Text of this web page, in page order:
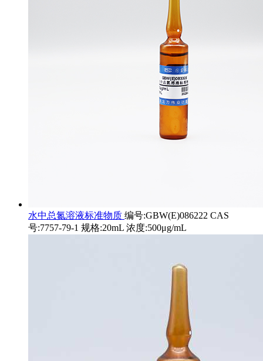
水中总氮溶液标准物质 编号:GBW(E)086222 CAS
号:7757-79-1 规格:20mL 浓度:500μg/mL